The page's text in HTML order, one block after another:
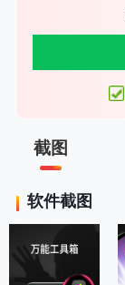
截图
软件截图